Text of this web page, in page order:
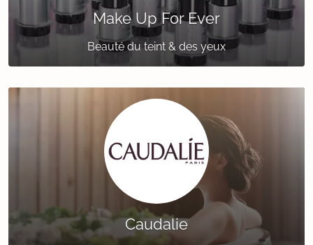
Make Up For Ever
Beauté du teint & des yeux
Caudalie